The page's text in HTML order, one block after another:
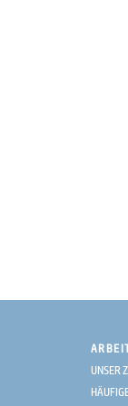
UNSER